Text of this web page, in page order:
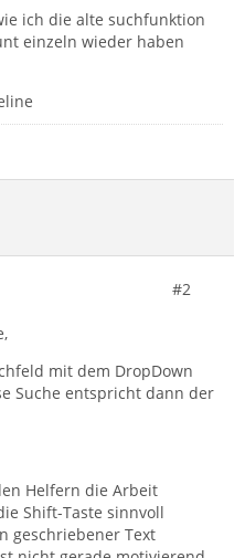
ich die alte suchfunktion
einzeln wieder haben
#2
mit dem DropDown
Suche entspricht dann der
Helfern die Arbeit
Shift-Taste sinnvoll
geschriebener Text